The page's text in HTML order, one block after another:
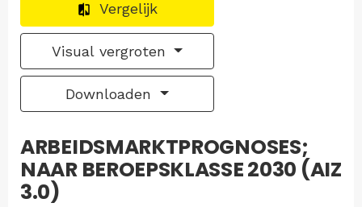
Vergelijk
Visual vergroten
Downloaden
ARBEIDSMARKTPROGNOSES;
NAAR BEROEPSKLASSE 2030 (AIZ
3.0)